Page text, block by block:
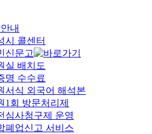
내
시 콜센터
신문고
실 배치도
명 수수료
서식 외국어 해석본
1회 방문처리제
심사청구제 운영
폐업신고 서비스